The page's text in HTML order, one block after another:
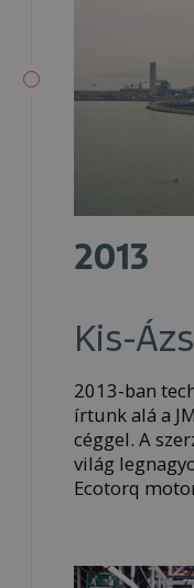
2013
Kis-
2013-ban
írtunk alá a
céggel. A
világ
Ecotorq